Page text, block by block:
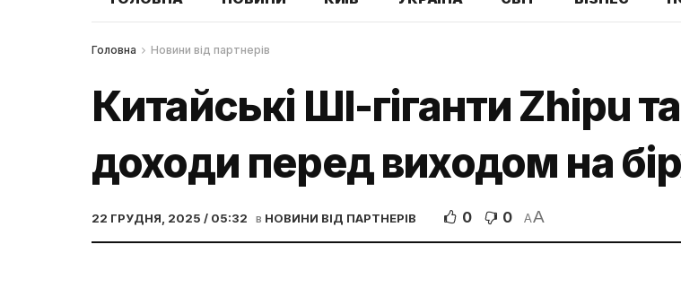
Головна Новини від партнерів
Китайські ШІ-гіганти Zhipu
доходи перед виходом на
22 ГРУДНЯ, 2025 / 05:32 в НОВИНИ ВІД ПАРТНЕРІВ 0 0 AA